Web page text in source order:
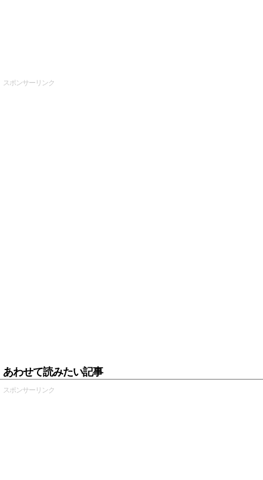
スポンサーリンク
あわせて読みたい記事
スポンサーリンク